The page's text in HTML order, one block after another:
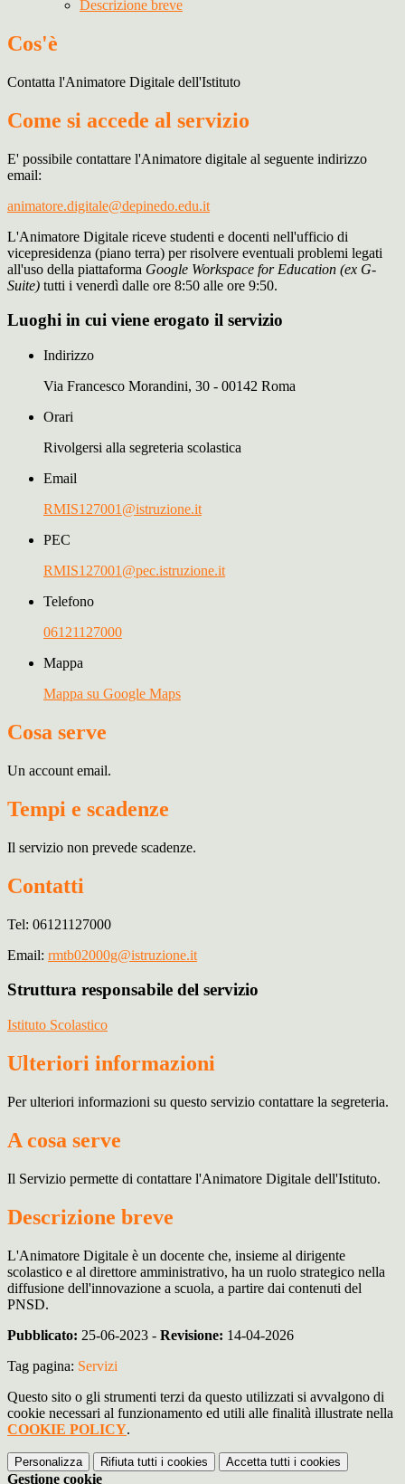
Descrizione breve
Cos'è
Contatta l'Animatore Digitale dell'Istituto
Come si accede al servizio
E' possibile contattare l'Animatore digitale al seguente indirizzo
email:
animatore.digitale@depinedo.edu.it
L'Animatore Digitale riceve studenti e docenti nell'ufficio di
vicepresidenza (piano terra) per risolvere eventuali problemi legati
all'uso della piattaforma Google Workspace for Education (ex G-
Suite) tutti i venerdì dalle ore 8:50 alle ore 9:50.
Luoghi in cui viene erogato il servizio
Indirizzo
Via Francesco Morandini, 30 - 00142 Roma
Orari
Rivolgersi alla segreteria scolastica
Email
RMIS127001@istruzione.it
PEC
RMIS127001@pec.istruzione.it
Telefono
06121127000
Mappa
Mappa su Google Maps
Cosa serve
Un account email.
Tempi e scadenze
Il servizio non prevede scadenze.
Contatti
Tel: 06121127000
Email: rmtb02000g@istruzione.it
Struttura responsabile del servizio
Istituto Scolastico
Ulteriori informazioni
Per ulteriori informazioni su questo servizio contattare la segreteria.
A cosa serve
Il Servizio permette di contattare l'Animatore Digitale dell'Istituto.
Descrizione breve
L'Animatore Digitale è un docente che, insieme al dirigente
scolastico e al direttore amministrativo, ha un ruolo strategico nella
diffusione dell'innovazione a scuola, a partire dai contenuti del
PNSD.
Pubblicato: 25-06-2023 - Revisione: 14-04-2026
Tag pagina: Servizi
Questo sito o gli strumenti terzi da questo utilizzati si avvalgono di
cookie necessari al funzionamento ed utili alle finalità illustrate nella
COOKIE POLICY.
Personalizza Rifiuta tutti i cookies Accetta tutti i cookies
Gestione cookie